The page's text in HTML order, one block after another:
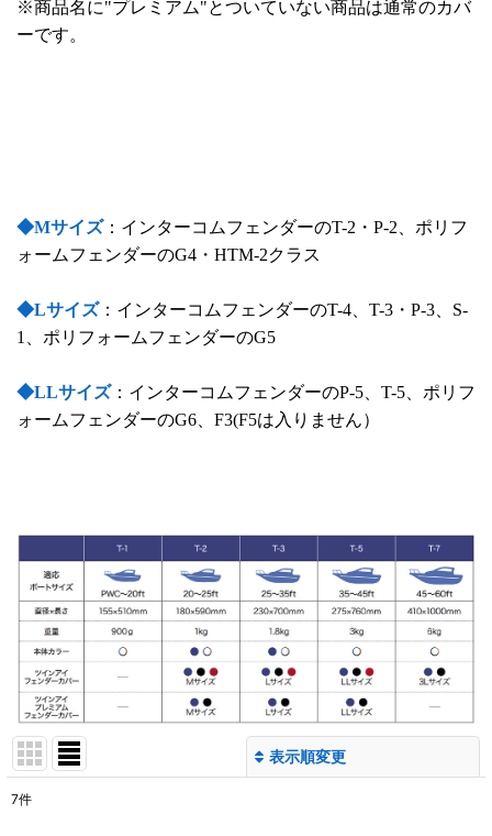
※商品名に"プレミアム"とついていない商品は通常のカバ
ーです。
◆Mサイズ：インターコムフェンダーのT-2・P-2、ポリフ
ォームフェンダーのG4・HTM-2クラス
◆Lサイズ：インターコムフェンダーのT-4、T-3・P-3、S-
1、ポリフォームフェンダーのG5
◆LLサイズ：インターコムフェンダーのP-5、T-5、ポリフ
ォームフェンダーのG6、F3(F5は入りません）
表示順変更
7件